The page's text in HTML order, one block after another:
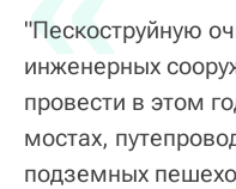
"Пескоструйную
инженерных
провести в этом
мостах,
подземных